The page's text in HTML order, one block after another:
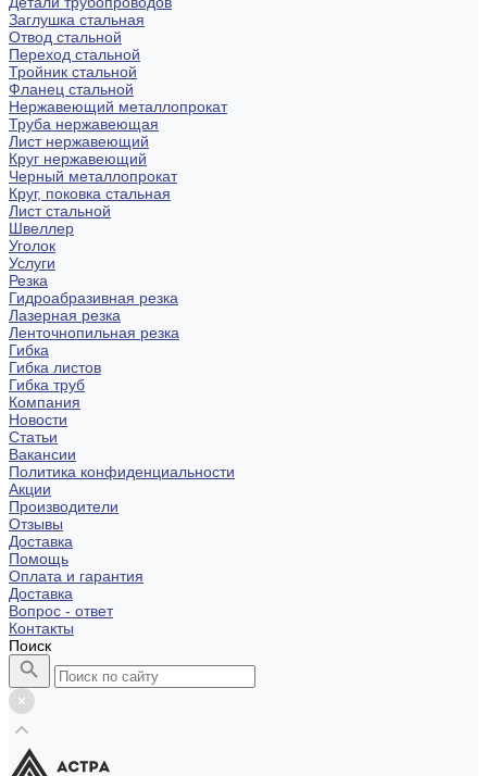
Заглушка стальная
Отвод стальной
Переход стальной
Тройник стальной
Фланец стальной
Нержавеющий металлопрокат
Труба нержавеющая
Лист нержавеющий
Круг нержавеющий
Черный металлопрокат
Круг, поковка стальная
Лист стальной
Швеллер
Уголок
Услуги
Резка
Гидроабразивная резка
Лазерная резка
Ленточнопильная резка
Гибка
Гибка листов
Гибка труб
Компания
Новости
Статьи
Вакансии
Политика конфиденциальности
Акции
Производители
Отзывы
Доставка
Помощь
Оплата и гарантия
Доставка
Вопрос - ответ
Контакты
Поиск